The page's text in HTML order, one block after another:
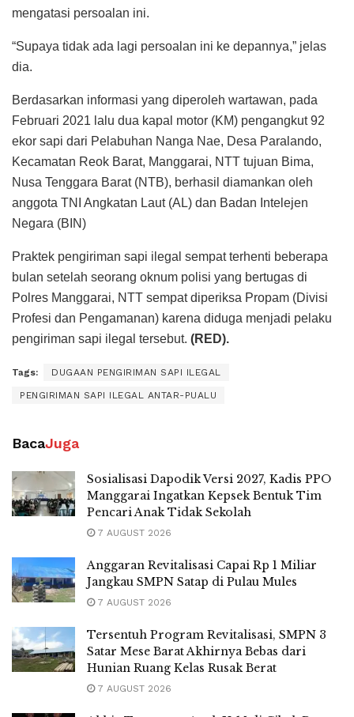
mengatasi persoalan ini.
“Supaya tidak ada lagi persoalan ini ke depannya,” jelas
dia.
Berdasarkan informasi yang diperoleh wartawan, pada
Februari 2021 lalu dua kapal motor (KM) pengangkut 92
ekor sapi dari Pelabuhan Nanga Nae, Desa Paralando,
Kecamatan Reok Barat, Manggarai, NTT tujuan Bima,
Nusa Tenggara Barat (NTB), berhasil diamankan oleh
anggota TNI Angkatan Laut (AL) dan Badan Intelejen
Negara (BIN)
Praktek pengiriman sapi ilegal sempat terhenti beberapa
bulan setelah seorang oknum polisi yang bertugas di
Polres Manggarai, NTT sempat diperiksa Propam (Divisi
Profesi dan Pengamanan) karena diduga menjadi pelaku
pengiriman sapi ilegal tersebut. (RED).
Tags: DUGAAN PENGIRIMAN SAPI ILEGAL
PENGIRIMAN SAPI ILEGAL ANTAR-PUALU
BacaJuga
Sosialisasi Dapodik Versi 2027, Kadis PPO
Manggarai Ingatkan Kepsek Bentuk Tim
Pencari Anak Tidak Sekolah
7 AUGUST 2026
Anggaran Revitalisasi Capai Rp 1 Miliar
Jangkau SMPN Satap di Pulau Mules
7 AUGUST 2026
Tersentuh Program Revitalisasi, SMPN 3
Satar Mese Barat Akhirnya Bebas dari
Hunian Ruang Kelas Rusak Berat
7 AUGUST 2026